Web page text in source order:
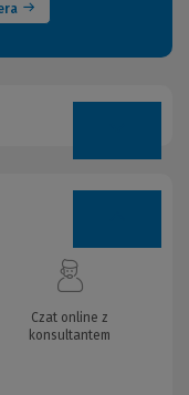
Czat online z
konsultantem